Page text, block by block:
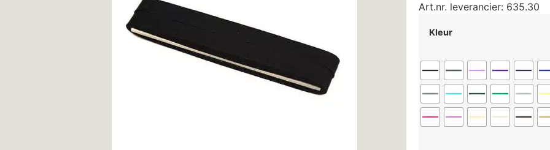
Art.nr. leverancier: 635.30
Kleur